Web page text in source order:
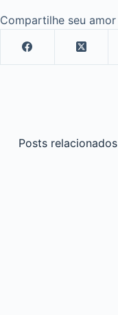
Compartilhe seu amor
Posts relacionados